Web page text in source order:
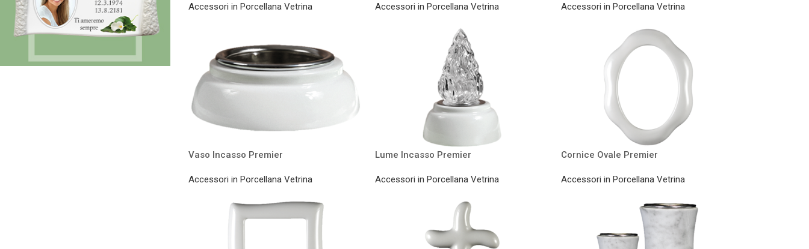
Accessori in Porcellana Vetrina Accessori in Porcellana Vetrina Accessori in Porcellana Vetrina
Vaso Incasso Premier
Accessori in Porcellana Vetrina
Lume Incasso Premier
Accessori in Porcellana Vetrina
Cornice Ovale Premier
Accessori in Porcellana Vetrina